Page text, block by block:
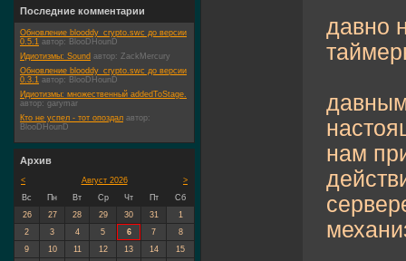
давно
нам
Последние комментарии
Обновление blooddy_crypto.swc до версии
0.5.1 автор: BlooDHounD
Идиотизмы: Sound автор: ZackMercury
Обновление blooddy_crypto.swc до версии
0.3.1 автор: BlooDHounD
Идиотизмы: множественный addedToStage.
автор: garymar
Кто не успел - тот опоздал автор:
BlooDHounD
Архив
< >
Август 2026
Вс
Пн Вт Ср Чт Пт
Сб
26
27 28 29 30 31
1
2
3 4 5 6 7
8
9
10 11 12 13 14
15